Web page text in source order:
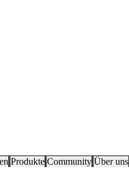
Produkte Community Über uns